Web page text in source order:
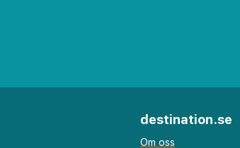
destination.se
Om oss